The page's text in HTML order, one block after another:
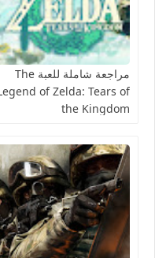
مراجعة شاملة للعبة The
of Zelda: Tears of
the Kingdom